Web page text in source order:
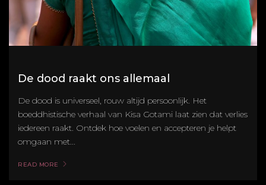
De dood raakt ons allemaal
De dood is universeel, rouw altijd persoonlijk. Het
boeddhistische verhaal van Kisa Gotami laat zien dat verlies
iedereen raakt. Ontdek hoe voelen en accepteren je helpt
omgaan met...
READ MORE